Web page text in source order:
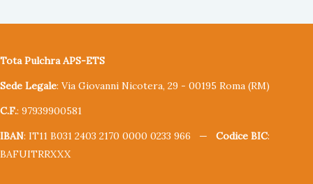
Tota Pulchra APS-ETS
Sede Legale: Via Giovanni Nicotera, 29 - 00195 Roma (RM)
C.F.: 97939900581
IBAN: IT11 B031 2403 2170 0000 0233 966 — Codice BIC:
BAFUITRRXXX